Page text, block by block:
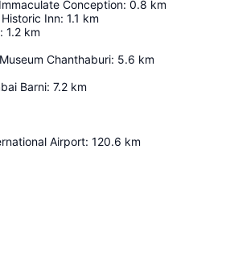
Conception: 0.8 km
Inn: 1.1 km
: 1.2 km
Chanthaburi: 5.6 km
Barni: 7.2 km
Airport: 120.6 km